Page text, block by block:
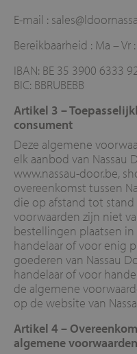
E-mail :
Bereikbaarheid : Ma – Vr
IBAN: BE 35 3900 6333
BIC: BBRUBEBB
Artikel 3 –
consument
Deze algemene
elk aanbod van Nassau
www.nassau-door.be,
overeenkomst tussen
die op afstand tot
voorwaarden zijn niet
bestellingen plaatsen
handelaar of voor enig
goederen van Nassau
handelaar of voor
de algemene
op de website van
Artikel 4 –
algemene voorwaarden